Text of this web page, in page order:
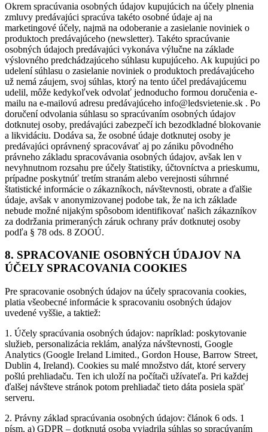
Okrem spracúvania osobných údajov kupujúcich na účely plnenia
zmluvy predávajúci spracúva takéto osobné údaje aj na
marketingové účely, najmä na odoberanie a zasielanie noviniek o
produktoch predávajúceho (newsletter). Takéto spracúvanie
osobných údajoch predávajúci vykonáva výlučne na základe
výslovného predchádzajúceho súhlasu kupujúceho. Ak kupujúci po
udelení súhlasu o zasielanie noviniek o produktoch predávajúceho
už nemá záujem, svoj súhlas, ktorý na tento účel predávajúcemu
udelil, môže kedykoľvek odvolať jednoducho formou doručenia e-
mailu na e-mailovú adresu predávajúceho info@ledsvietenie.sk . Po
doručení odvolania súhlasu so spracúvaním osobných údajov
dotknutej osoby, predávajúci zabezpečí ich bezodkladné blokovanie
a likvidáciu. Dodáva sa, že osobné údaje dotknutej osoby je
predávajúci oprávnený spracovávať aj po zániku pôvodného
právneho základu spracovávania osobných údajov, avšak len v
nevyhnutnom rozsahu pre účely štatistiky, účtovníctva a prieskumu,
prípadne poskytnúť tretím stranám alebo verejnosti súhrnné
štatistické informácie o zákazníkoch, návštevnosti, obrate a ďalšie
údaje, avšak v anonymizovanej podobe tak, že na ich základe
nebude možné nijakým spôsobom identifikovať našich zákazníkov
za dodržania primeraných záruk ochrany práv dotknutej osoby
podľa § 78 ods. 8 ZOOÚ.
8. SPRACOVANIE OSOBNÝCH ÚDAJOV NA
ÚČELY SPRACOVANIA COOKIES
Pre spracovanie osobných údajov na účely spracovania cookies,
platia všeobecné informácie k spracovaniu osobných údajov
uvedené vyššie, a taktiež:
1. Účely spracúvania osobných údajov: napríklad: poskytovanie
služieb, personalizácia reklám, analýza návštevnosti, Google
Analytics (Google Ireland Limited., Gordon House, Barrow Street,
Dublin 4, Ireland). Cookies su malé množstvo dát, ktoré servery
pošlú prehliadaču. Ten ich uloží na počítači užívateľa. Pri každej
ďalšej návšteve stránok potom prehliadač tieto dáta posiela späť
serveru.
2. Právny základ spracúvania osobných údajov: článok 6 ods. 1
písm. a) GDPR – dotknutá osoba vyjadrila súhlas so spracúvaním